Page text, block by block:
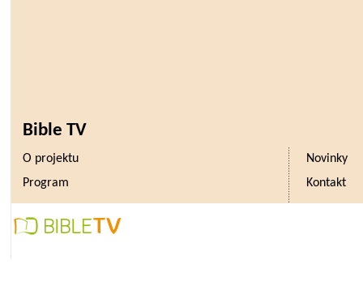
Bible TV
O projektu
Novinky
Program
Kontakt